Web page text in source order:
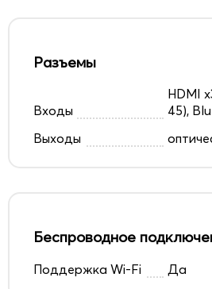
Разъемы
Входы
HDMI
45),
Выходы
Беспроводное
Поддержка Wi-Fi Да